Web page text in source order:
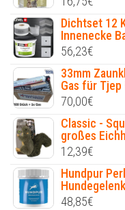
Dichtset 12
Innenecke
56,23€
33mm
Gas für Tjep
70,00€
Classic -
großes
12,39€
Hundpur
48,85€